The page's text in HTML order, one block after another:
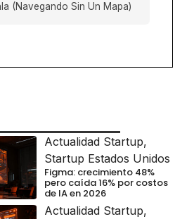
(Navegando Sin Un Mapa)
Actualidad Startup,
Startup Estados Unidos
Figma: crecimiento 48%
pero caída 16% por costos
de IA en 2026
Actualidad Startup,